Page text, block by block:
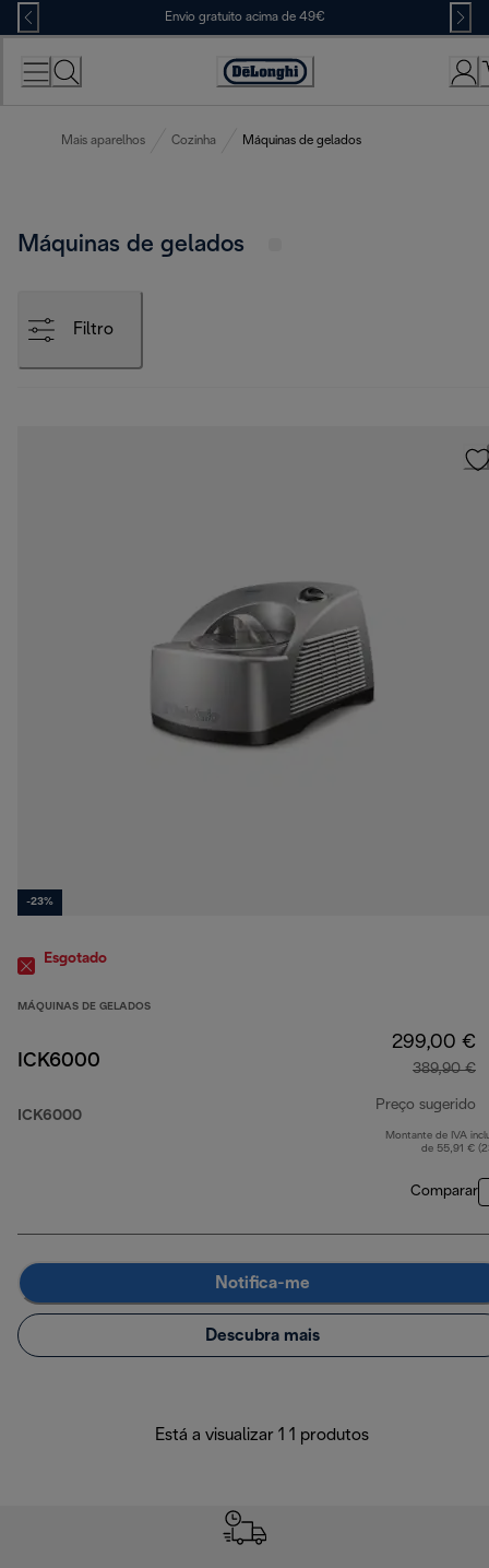
Skip
to
Content
Envio gratuito acima de 49€
Accessibility
Mais aparelhos Cozinha Máquinas de gelados
Máquinas de gelados
Filtro
-23%
Esgotado
MÁQUINAS DE GELADOS
ICK6000
ICK6000
299,00 €
389,90 €
Preço sugerido
Montante de IVA
de 55,91 €
Comparar
Notifica-me
Descubra mais
Está a visualizar 1 1 produtos